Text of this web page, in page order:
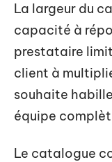
La largeur du
capacité à
prestataire
client à
souhaite
équipe
Le catalogue